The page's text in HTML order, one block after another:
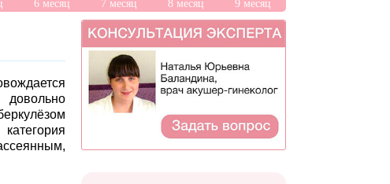
6 месяц 7 месяц 8 месяц 9 месяц